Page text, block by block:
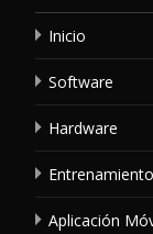
Inicio
Software
Hardware
Entrenamiento
Aplicación